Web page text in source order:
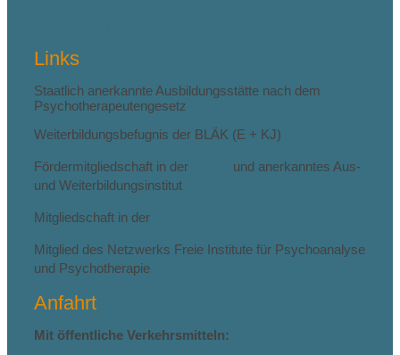
Links
Staatlich anerkannte Ausbildungsstätte nach dem
Psychotherapeutengesetz
Weiterbildungsbefugnis der BLÄK (E + KJ)
Fördermitgliedschaft in der
und anerkanntes Aus-
und Weiterbildungsinstitut
Mitgliedschaft in der
Mitglied des Netzwerks Freie Institute für Psychoanalyse
und Psychotherapie
Anfahrt
Mit öffentliche Verkehrsmitteln: